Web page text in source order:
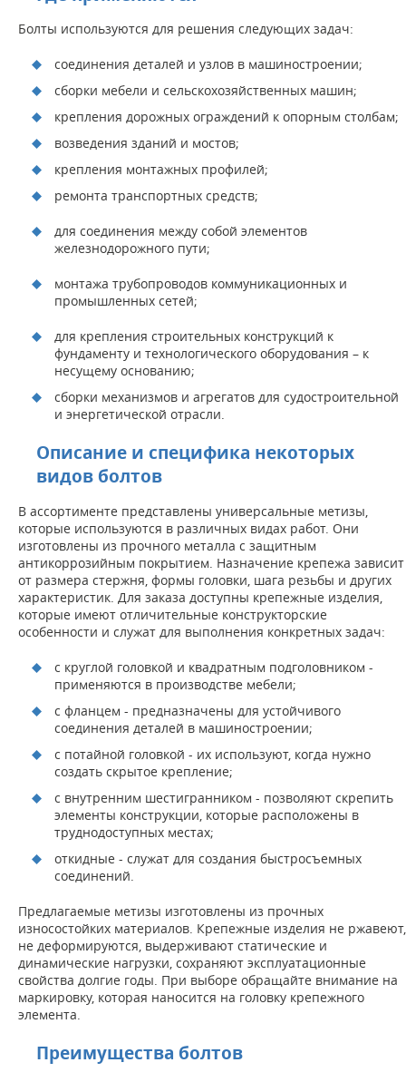
Болты используются для решения следующих задач:
соединения деталей и узлов в машиностроении;
сборки мебели и сельскохозяйственных машин;
крепления дорожных ограждений к опорным столбам;
возведения зданий и мостов;
крепления монтажных профилей;
ремонта транспортных средств;
для соединения между собой элементов
железнодорожного пути;
монтажа трубопроводов коммуникационных и
промышленных сетей;
для крепления строительных конструкций к
фундаменту и технологического оборудования – к
несущему основанию;
сборки механизмов и агрегатов для судостроительной
и энергетической отрасли.
Описание и специфика некоторых
видов болтов
В ассортименте представлены универсальные метизы,
которые используются в различных видах работ. Они
изготовлены из прочного металла с защитным
антикоррозийным покрытием. Назначение крепежа зависит
от размера стержня, формы головки, шага резьбы и других
характеристик. Для заказа доступны крепежные изделия,
которые имеют отличительные конструкторские
особенности и служат для выполнения конкретных задач:
с круглой головкой и квадратным подголовником -
применяются в производстве мебели;
с фланцем - предназначены для устойчивого
соединения деталей в машиностроении;
с потайной головкой - их используют, когда нужно
создать скрытое крепление;
с внутренним шестигранником - позволяют скрепить
элементы конструкции, которые расположены в
труднодоступных местах;
откидные - служат для создания быстросъемных
соединений.
Предлагаемые метизы изготовлены из прочных
износостойких материалов. Крепежные изделия не ржавеют,
не деформируются, выдерживают статические и
динамические нагрузки, сохраняют эксплуатационные
свойства долгие годы. При выборе обращайте внимание на
маркировку, которая наносится на головку крепежного
элемента.
Преимущества болтов